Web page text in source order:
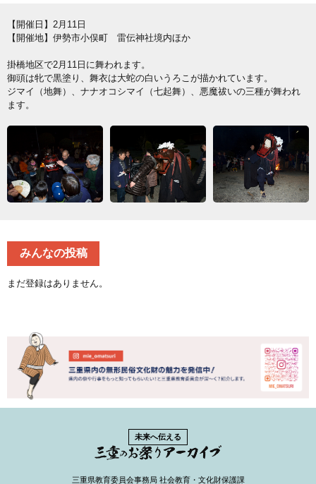
【開催日】2月11日
【開催地】伊勢市小俣町 雷伝神社境内ほか
掛橋地区で2月11日に舞われます。
御頭は牝で黒塗り、舞衣は大蛇の白いうろこが描かれています。
ジマイ（地舞）、ナナオコシマイ（七起舞）、悪魔祓いの三種が舞われ
ます。
みんなの投稿
まだ登録はありません。
未来へ伝える
三重県教育委員会事務局 社会教育・文化財保護課